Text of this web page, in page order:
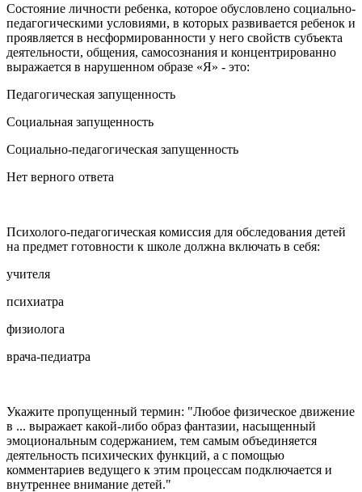
Состояние личности ребенка, которое обусловлено социально-
педагогическими условиями, в которых развивается ребенок и
проявляется в несформированности у него свойств субъекта
деятельности, общения, самосознания и концентрированно
выражается в нарушенном образе «Я» - это:
Педагогическая запущенность
Социальная запущенность
Социально-педагогическая запущенность
Нет верного ответа
Психолого-педагогическая комиссия для обследования детей
на предмет готовности к школе должна включать в себя:
учителя
психиатра
физиолога
врача-педиатра
Укажите пропущенный термин: "Любое физическое движение
в ... выражает какой-либо образ фантазии, насыщенный
эмоциональным содержанием, тем самым объединяется
деятельность психических функций, а с помощью
комментариев ведущего к этим процессам подключается и
внутреннее внимание детей."